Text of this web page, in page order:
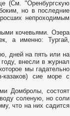
(См. "Оренбургскую
но в последние
непроходимым
кочевьями. Озера
а именно: Тургай,
дней на пять или на
внесли в журнал
мы гадательно
сие море с
Домбролы, состоят
соленую, но соли
что на них садится